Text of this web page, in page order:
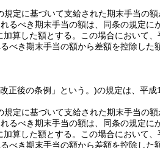
定に基づいて支給された期末手当の
るべき期末手当の額は、同条の規定に
算した額とする。
この場合において
べき期末手当の額から差額を控除した
正後の条例」という。)の規定は、平成
定に基づいて支給された期末手当の
るべき期末手当の額は、同条の規定に
算した額とする。
この場合において
べき期末手当の額から差額を控除した